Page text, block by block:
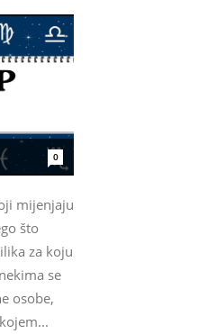
0
mijenjaju
što
za koju
se
osobe,